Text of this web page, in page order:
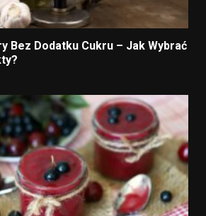
Bez Dodatku Cukru – Jak Wybrać